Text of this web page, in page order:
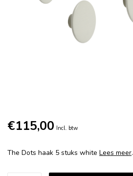
€115,00 Incl. btw
The Dots haak 5 stuks white Lees meer.